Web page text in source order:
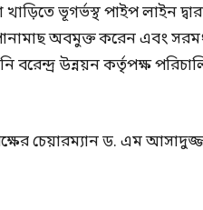
ভূগর্ভস্থ পাইপ লাইন
অবমুক্ত করেন এবং
উন্নয়ন কর্তৃপক্ষ
চেয়ারম্যান ড. এম